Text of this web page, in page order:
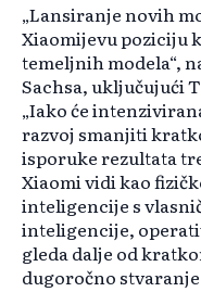
„Lansiranje novih
Xiaomijevu poziciju
temeljnih modela“,
Sachsa, uključujući
„Iako će
razvoj smanjiti
isporuke rezultata
Xiaomi vidi kao
inteligencije s
inteligencije,
gleda dalje od
dugoročno